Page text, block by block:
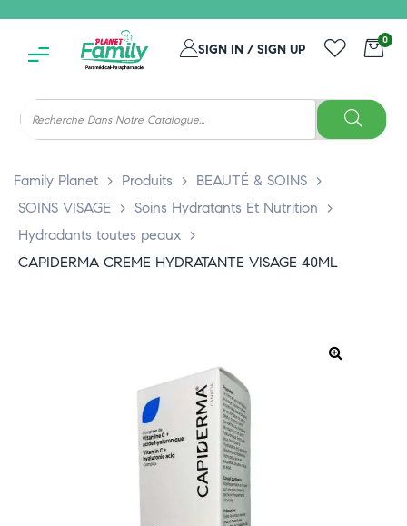
SIGN IN / SIGN UP
0
Family Planet > Produits > BEAUTÉ & SOINS >
SOINS VISAGE
> Soins Hydratants Et Nutrition
>
Hydradants toutes peaux >
CAPIDERMA CREME HYDRATANTE VISAGE 40ML